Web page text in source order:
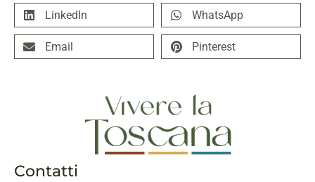
LinkedIn WhatsApp
Email Pinterest
Contatti